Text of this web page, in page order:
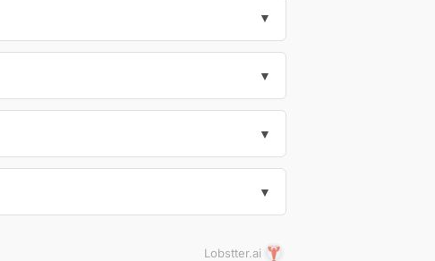
▼
▼
▼
▼
Lobstter.ai